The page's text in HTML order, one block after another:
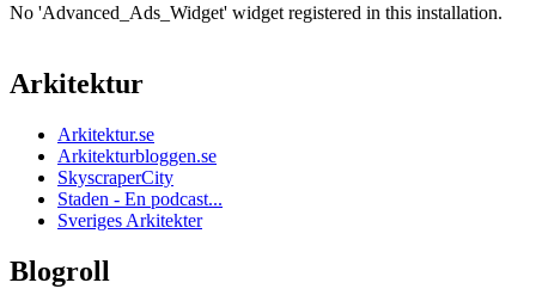
No 'Advanced_Ads_Widget' widget registered in this installation.
Arkitektur
Arkitektur.se
Arkitekturbloggen.se
SkyscraperCity
Staden - En podcast...
Sveriges Arkitekter
Blogroll